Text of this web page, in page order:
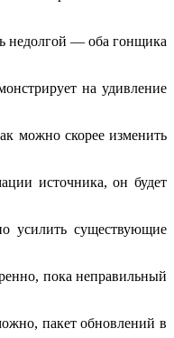
недолгой — оба гонщика
на удивление
можно скорее изменить
источника, он будет
усилить существующие
пока неправильный
пакет обновлений в